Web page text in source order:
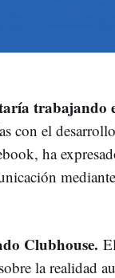
trabajando
con el
ha
Clubhouse.
la realidad